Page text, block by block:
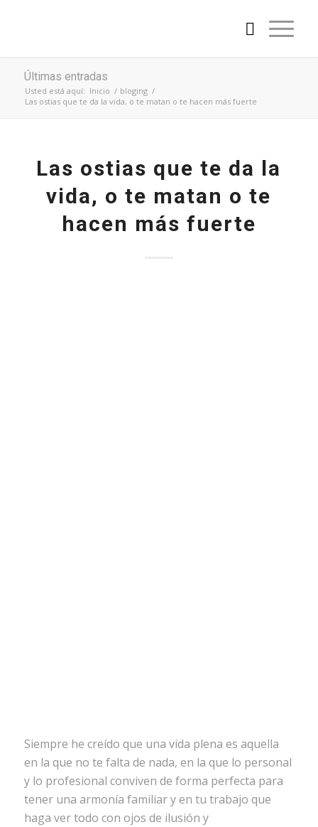
Últimas entradas
Usted está aquí: Inicio / bloging /
Las ostias que te da la vida, o te matan o te hacen más fuerte
Las ostias que te da la
vida, o te matan o te
hacen más fuerte
Siempre he creído que una vida plena es aquella
en la que no te falta de nada, en la que lo personal
y lo profesional conviven de forma perfecta para
tener una armonía familiar y en tu trabajo que
haga ver todo con ojos de ilusión y